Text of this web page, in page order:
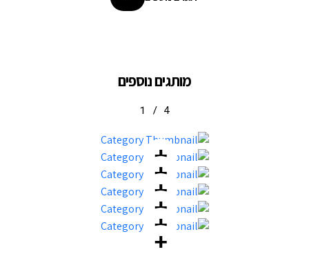
מותגים נוספים
4
/
1